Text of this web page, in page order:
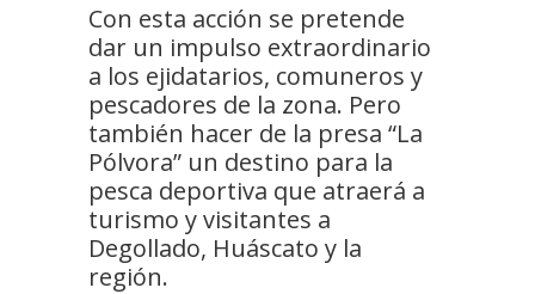
Con esta acción se pretende
dar un impulso extraordinario
a los ejidatarios, comuneros y
pescadores de la zona. Pero
también hacer de la presa “La
Pólvora” un destino para la
pesca deportiva que atraerá a
turismo y visitantes a
Degollado, Huáscato y la
región.